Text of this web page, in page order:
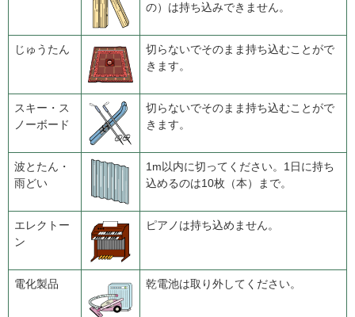
の）は持ち込みできません。
じゅうたん
切らないでそのまま持ち込むことがで
きます。
スキー・ス
ノーボード
切らないでそのまま持ち込むことがで
きます。
波とたん・
雨どい
1m以内に切ってください。1日に持ち
込めるのは10枚（本）まで。
エレクトー
ン
ピアノは持ち込めません。
電化製品 乾電池は取り外してください。